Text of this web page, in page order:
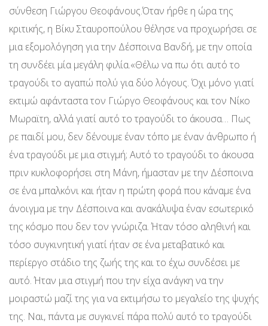
σύνθεση Γιώργου Θεοφάνους.Όταν ήρθε η ώρα της
κριτικής, η Βίκυ Σταυροπούλου θέλησε να προχωρήσει σε
μια εξομολόγηση για την Δέσποινα Βανδή, με την οποία
τη συνδέει μία μεγάλη φιλία.«Θέλω να πω ότι αυτό το
τραγούδι το αγαπώ πολύ για δύο λόγους. Όχι μόνο γιατί
εκτιμώ αφάνταστα τον Γιώργο Θεοφάνους και τον Νίκο
Μωραϊτη, αλλά γιατί αυτό το τραγούδι το άκουσα… Πως
ρε παιδί μου, δεν δένουμε έναν τόπο με έναν άνθρωπο ή
ένα τραγούδι με μια στιγμή; Αυτό το τραγούδι το άκουσα
πριν κυκλοφορήσει στη Μάνη, ήμασταν με την Δέσποινα
σε ένα μπαλκόνι και ήταν η πρώτη φορά που κάναμε ένα
άνοιγμα με την Δέσποινα και ανακάλυψα έναν εσωτερικό
της κόσμο που δεν τον γνώριζα. Ήταν τόσο αληθινή και
τόσο συγκινητική γιατί ήταν σε ένα μεταβατικό και
περίεργο στάδιο της ζωής της και το έχω συνδέσει με
αυτό. Ήταν μια στιγμή που την είχα ανάγκη να την
μοιραστώ μαζί της για να εκτιμήσω το μεγαλείο της ψυχής
της. Ναι, πάντα με συγκινεί πάρα πολύ αυτό το τραγούδι